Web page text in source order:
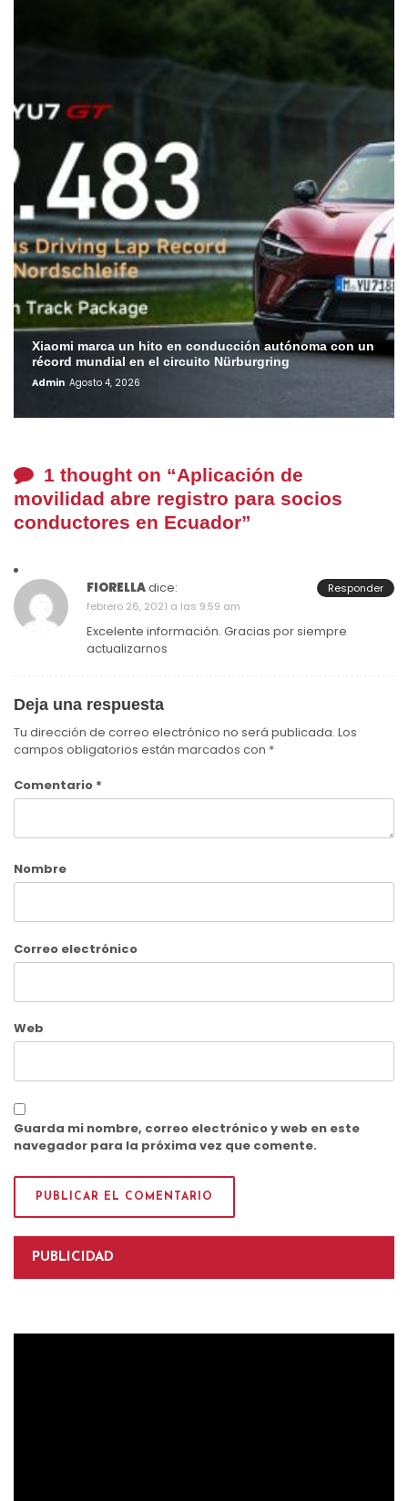
Xiaomi marca un hito en conducción autónoma con un
récord mundial en el circuito Nürburgring
Admin Agosto 4, 2026
1 thought on “Aplicación de
movilidad abre registro para socios
conductores en Ecuador”
FIORELLAdice:
febrero 26, 2021 a las 9:59 am
Excelente información. Gracias por siempre
actualizarnos
Responder
Deja una respuesta
Tu dirección de correo electrónico no será publicada. Los
campos obligatorios están marcados con *
Comentario *
Nombre
Correo electrónico
Web
Guarda mi nombre, correo electrónico y web en este
navegador para la próxima vez que comente.
PUBLICIDAD